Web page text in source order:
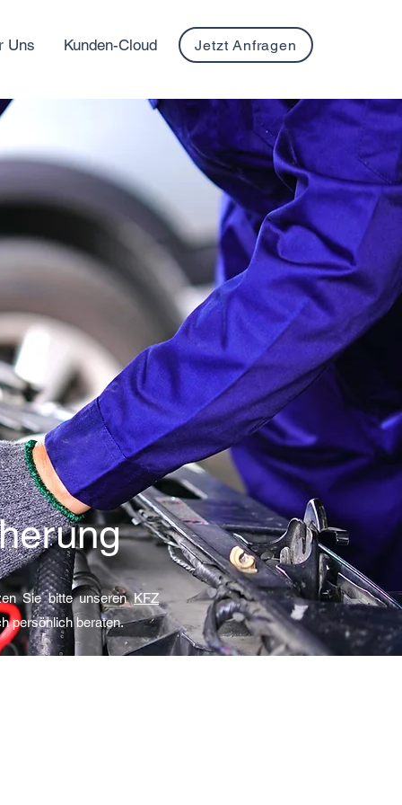
Uns Kunden-Cloud Jetzt Anfragen
Sie bitte unserenKFZ
persönlich beraten.